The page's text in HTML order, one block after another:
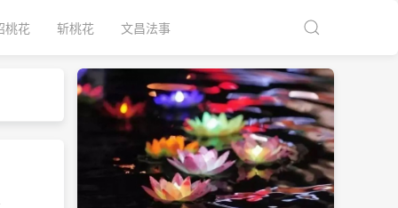
桃花 斩桃花 文昌法事